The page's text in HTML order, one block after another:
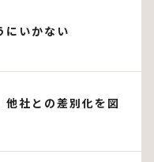
に いかない
他社との差別化を図